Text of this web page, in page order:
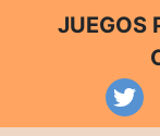
JUEGOS